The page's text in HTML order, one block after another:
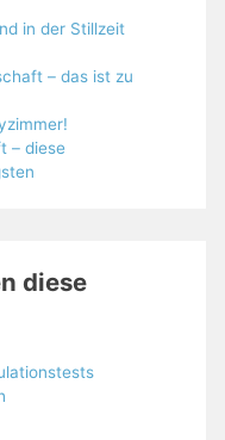
in der Stillzeit
– das ist zu
– diese
diese